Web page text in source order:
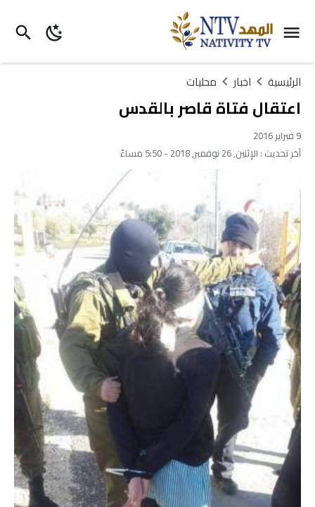
الرئيسية اخبار محليات
اعتقال فتاة قاصر بالقدس
9 فبراير 2016
آخر تحديث : الإثنين, 26 نوفمبر, 2018 - 5:50 مساءً